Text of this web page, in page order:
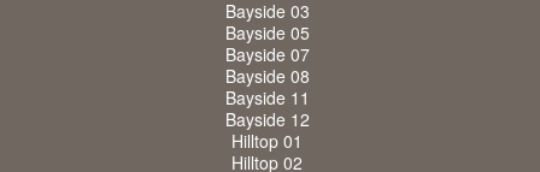
Bayside 03
Bayside 05
Bayside 07
Bayside 08
Bayside 11
Bayside 12
Hilltop 01
Hilltop 02